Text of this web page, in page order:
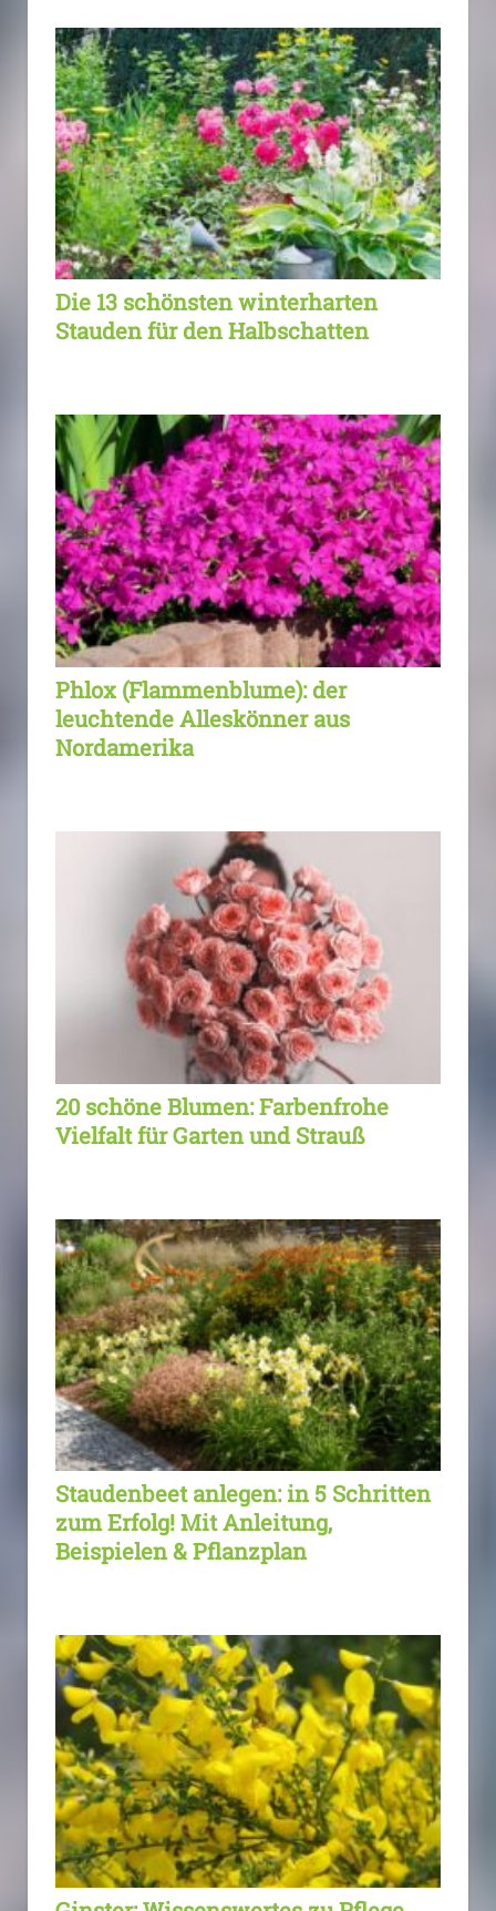
Die 13 schönsten winterharten
Stauden für den Halbschatten
Phlox (Flammenblume): der
leuchtende Alleskönner aus
Nordamerika
20 schöne Blumen: Farbenfrohe
Vielfalt für Garten und Strauß
Staudenbeet anlegen: in 5 Schritten
zum Erfolg! Mit Anleitung,
Beispielen & Pflanzplan